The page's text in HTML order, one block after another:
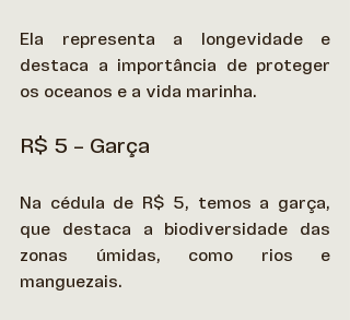
Ela representa a longevidade e
destaca a importância de proteger
os oceanos e a vida marinha.
R$ 5 – Garça
Na cédula de R$ 5, temos a garça,
que destaca a biodiversidade das
zonas úmidas, como rios e
manguezais.